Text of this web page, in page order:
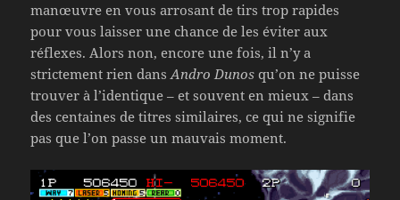
manœuvre en vous arrosant de tirs trop rapides
pour vous laisser une chance de les éviter aux
réflexes. Alors non, encore une fois, il n’y a
strictement rien dansAndro Dunos qu’on ne puisse
trouver à l’identique – et souvent en mieux – dans
des centaines de titres similaires, ce qui ne signifie
pas que l’on passe un mauvais moment.